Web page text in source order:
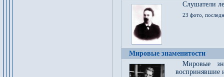
Cлушатели
23 фото,
Мировые знаменитости
Мировые
воспринявшие